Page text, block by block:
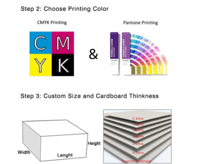
Σχετικά με εμάς
Επισκέψεις στο εργοστάσιο